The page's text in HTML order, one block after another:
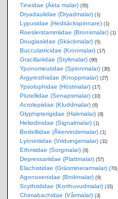
Tineidae (Äkta malar) (55)
Dryadaulidae (Dryadmalar) (1)
Lypusidae (Hedsäckspinnare) (1)
Roeslerstammiidae (Bronsmalar) (1)
Douglasiidae (Skäckmalar) (5)
Bucculatricidae (Kronmalar) (17)
Gracillariidae (Styltmalar) (90)
Yponomeutidae (Spinnmalar) (30)
Argyresthiidae (Knoppmalar) (27)
Ypsolophidae (Höstmalar) (17)
Plutellidae (Senapsmalar) (10)
Acrolepiidae (Kluddmalar) (6)
Glyphipterigidae (Hakmalar) (8)
Heliodinidae (Signalmalar) (1)
Bedelliidae (Åkervindemalar) (1)
Lyonetiidae (Vridvingemalar) (11)
Ethmiidae (Sorgmalar) (6)
Depressariidae (Plattmalar) (57)
Elachistidae (Gräsminerarmalar) (70)
Agonoxenidae (Brokmalar) (9)
Scythrididae (Korthuvudmalar) (15)
Chimabachidae (Vårmalar) (3)